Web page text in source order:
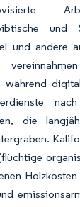
und
und andere
während
die